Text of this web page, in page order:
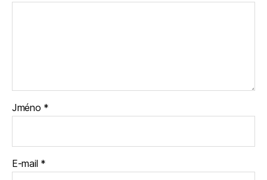
Jméno *
E-mail *